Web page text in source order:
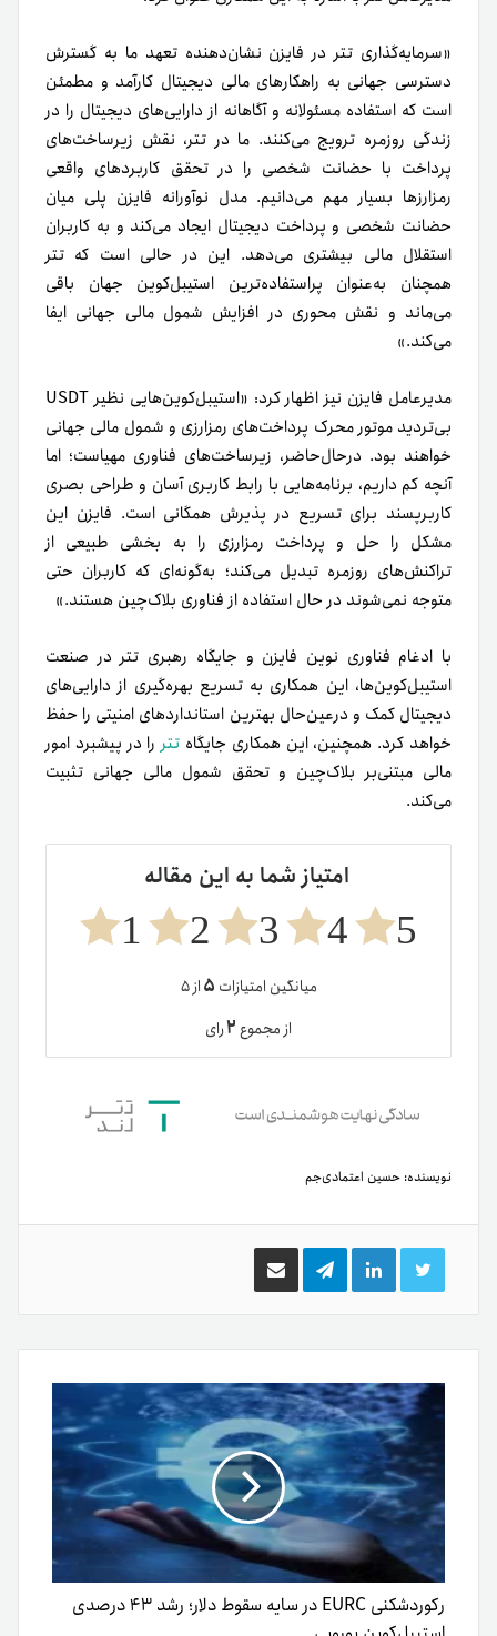
«سرمایه‌گذاری تتر در فایزن نشان‌دهنده تعهد ما به گسترش
دسترسی جهانی به راهکارهای مالی دیجیتال کارآمد و مطمئن
است که استفاده مسئولانه و آگاهانه از دارایی‌های دیجیتال را در
زندگی روزمره ترویج می‌کنند. ما در تتر، نقش زیرساخت‌های
پرداخت با حضانت شخصی را در تحقق کاربردهای واقعی
رمزارزها بسیار مهم می‌دانیم. مدل نوآورانه فایزن پلی میان
حضانت شخصی و پرداخت دیجیتال ایجاد می‌کند و به کاربران
استقلال مالی بیشتری می‌دهد. این در حالی است که تتر
همچنان به‌عنوان پراستفاده‌ترین استیبل‌کوین جهان باقی
می‌ماند و نقش محوری در افزایش شمول مالی جهانی ایفا
می‌کند.»
مدیرعامل فایزن نیز اظهار کرد: «استیبل‌کوین‌هایی نظیر USDT
بی‌تردید موتور محرک پرداخت‌های رمزارزی و شمول مالی جهانی
خواهند بود. در‌حال‌حاضر، زیرساخت‌های فناوری مهیاست؛ اما
آنچه کم داریم، برنامه‌هایی با رابط کاربری آسان و طراحی بصری
کاربرپسند برای تسریع در پذیرش همگانی است. فایزن این
مشکل را حل و پرداخت رمزارزی را به بخشی طبیعی از
تراکنش‌های روزمره تبدیل می‌کند؛ به‌گونه‌ای که کاربران حتی
متوجه نمی‌شوند در حال استفاده از فناوری بلاک‌چین هستند.»
با ادغام فناوری نوین فایزن و جایگاه رهبری تتر در صنعت
استیبل‌کوین‌ها، این همکاری به تسریع بهره‌گیری از دارایی‌های
دیجیتال کمک و درعین‌حال بهترین استانداردهای امنیتی را حفظ
خواهد کرد. همچنین، این همکاری جایگاه تتررا در پیشبرد امور
مالی مبتنی‌بر بلاک‌چین و تحقق شمول مالی جهانی تثبیت
می‌کند.
امتیاز شما به این مقاله
5
4
3
2
1
میانگین امتیازات ۵از ۵
از مجموع۲رای
نویسنده: حسین اعتمادی‌جم
توییتر لینکدینتلگرام اشتراک
گذاری
ایمیل
رکوردشکنی EURC در سایه سقوط دلار؛ رشد ۴۳ درصدی